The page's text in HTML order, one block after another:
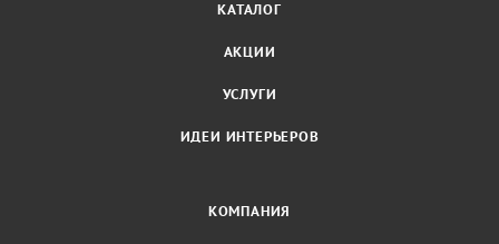
КАТАЛОГ
АКЦИИ
УСЛУГИ
ИДЕИ ИНТЕРЬЕРОВ
КОМПАНИЯ